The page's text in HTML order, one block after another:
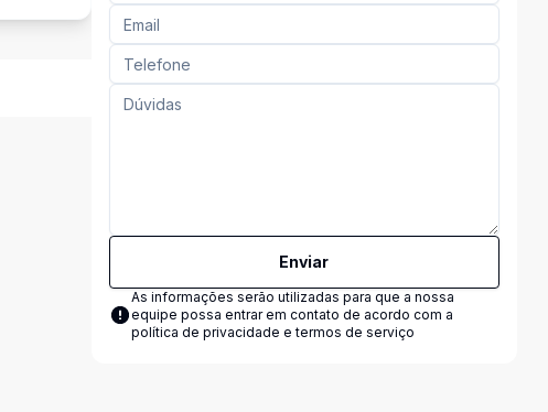
Enviar
As informações serão utilizadas para que a nossa
equipe possa entrar em contato de acordo com a
política de privacidade e termos de serviço